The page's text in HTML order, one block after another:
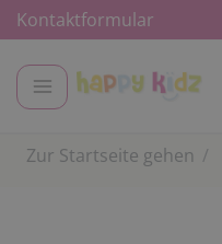
Kontaktformular
Zur Startseite gehen